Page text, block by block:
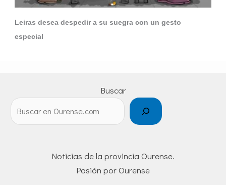
Leiras desea despedir a su suegra con un gesto
especial
Buscar
Noticias de la provincia Ourense.
Pasión por Ourense